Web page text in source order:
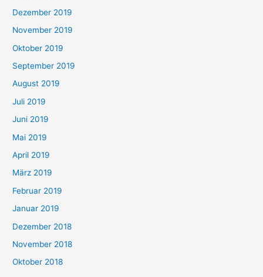
Dezember 2019
November 2019
Oktober 2019
September 2019
August 2019
Juli 2019
Juni 2019
Mai 2019
April 2019
März 2019
Februar 2019
Januar 2019
Dezember 2018
November 2018
Oktober 2018